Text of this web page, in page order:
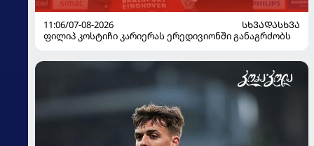
11:06/07-08-2026
ᲡᲮᲕᲐᲓᲐᲡᲮᲕᲐ
ფილიპ კოსტიჩი კარიერას ერედივიონში განაგრძობს